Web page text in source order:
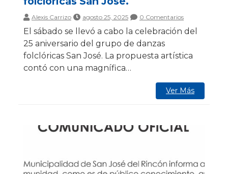
Alexis Carrizo agosto 25, 2025 0 Comentarios
El sábado se llevó a cabo la celebración del
25 aniversario del grupo de danzas
folclóricas San José. La propuesta artística
contó con una magnífica…
Ver Más